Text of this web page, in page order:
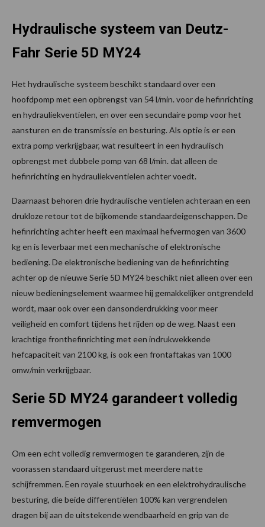
Hydraulische systeem van Deutz-
Fahr Serie 5D MY24
Het hydraulische systeem beschikt standaard over een
hoofdpomp met een opbrengst van 54 l/min. voor de hefinrichting
en hydrauliekventielen, en over een secundaire pomp voor het
aansturen en de transmissie en besturing. Als optie is er een
extra pomp verkrijgbaar, wat resulteert in een hydraulisch
opbrengst met dubbele pomp van 68 l/min. dat alleen de
hefinrichting en hydrauliekventielen achter voedt.
Daarnaast behoren drie hydraulische ventielen achteraan en een
drukloze retour tot de bijkomende standaardeigenschappen. De
hefinrichting achter heeft een maximaal hefvermogen van 3600
kg en is leverbaar met een mechanische of elektronische
bediening. De elektronische bediening van de hefinrichting
achter op de nieuwe Serie 5D MY24 beschikt niet alleen over een
nieuw bedieningselement waarmee hij gemakkelijker ontgrendeld
wordt, maar ook over een dansonderdrukking voor meer
veiligheid en comfort tijdens het rijden op de weg. Naast een
krachtige fronthefinrichting met een indrukwekkende
hefcapaciteit van 2100 kg, is ook een frontaftakas van 1000
omw/min verkrijgbaar.
Serie 5D MY24 garandeert volledig
remvermogen
Om een echt volledig remvermogen te garanderen, zijn de
voorassen standaard uitgerust met meerdere natte
schijfremmen. Een royale stuurhoek en een elektrohydraulische
besturing, die beide differentiëlen 100% kan vergrendelen
dragen bij aan de uitstekende wendbaarheid en grip van de